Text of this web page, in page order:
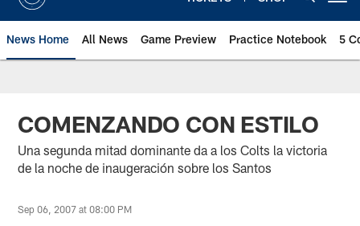
News Home All News Game Preview Practice Notebook 5
COMENZANDO CON ESTILO
Una segunda mitad dominante da a los Colts la victoria
de la noche de inaugeración sobre los Santos
Sep 06, 2007 at 08:00 PM